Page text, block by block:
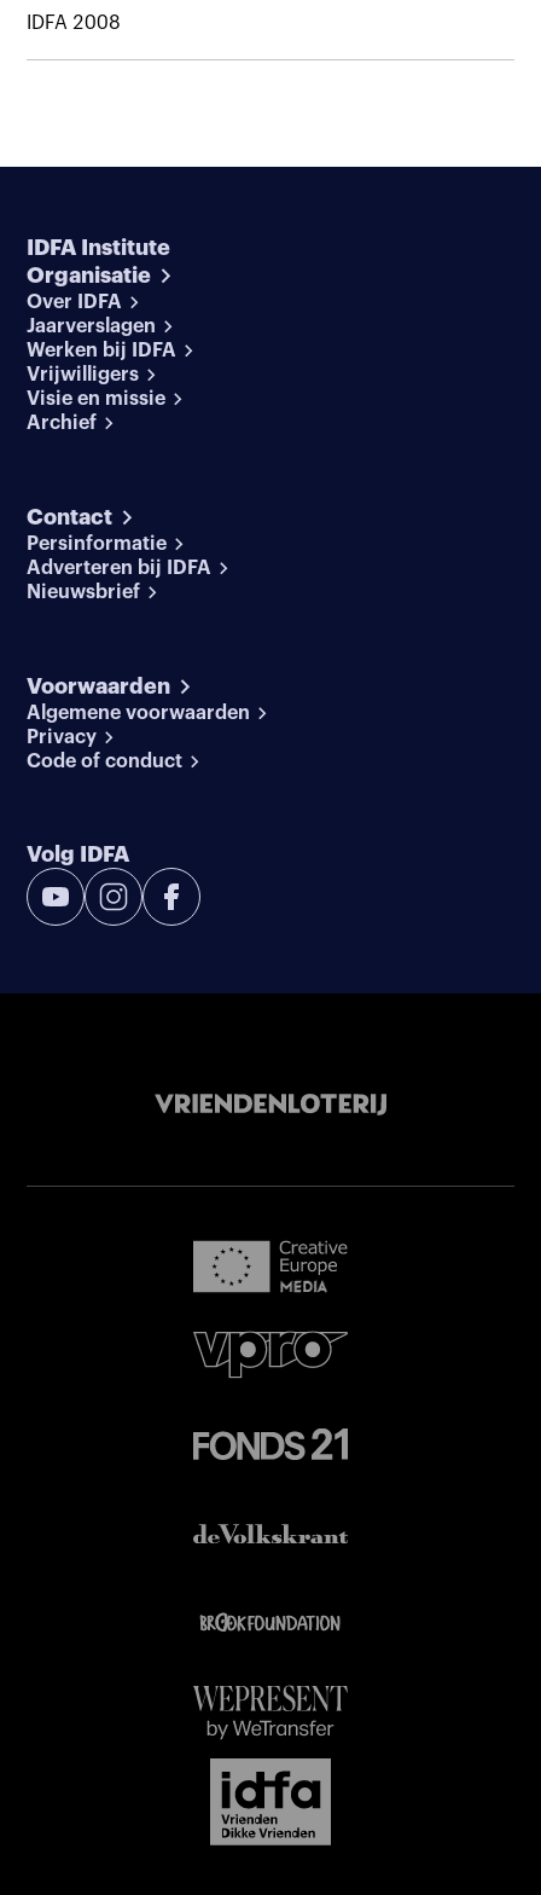
IDFA 2008
IDFA Institute
Organisatie
Over IDFA
Jaarverslagen
Werken bij IDFA
Vrijwilligers
Visie en missie
Archief
Contact
Persinformatie
Adverteren bij IDFA
Nieuwsbrief
Voorwaarden
Algemene voorwaarden
Privacy
Code of conduct
Volg IDFA